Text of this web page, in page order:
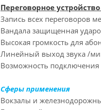
Переговорное
Запись всех переговоров
Вандала защищенная
Высокая громкость для
Линейный выход звука /
Возможность подключения
Сферы применения
Вокзалы и